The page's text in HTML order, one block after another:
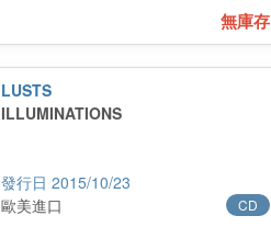
無庫存
LUSTS
ILLUMINATIONS
2015/10/23
CD
歐美進口